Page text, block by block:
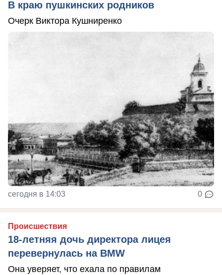
В краю пушкинских родников
Очерк Виктора Кушниренко
сегодня в 14:03 0
Происшествия
18-летняя дочь директора лицея
перевернулась на BMW
Она уверяет, что ехала по правилам